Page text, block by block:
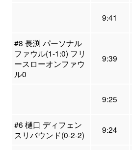
9:41
#8 長渕 パーソナル
ファウル(1-1:0) フリ
ースローオンファウ
ル0
9:39
9:25
#6 樋口 ディフェン
スリバウンド(0-2-2)
9:24